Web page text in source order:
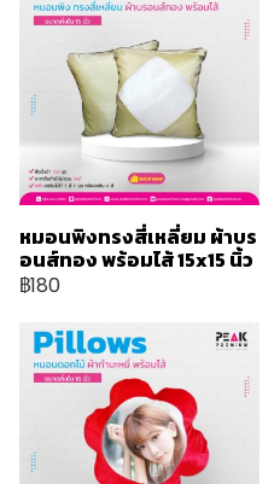
หมอนพิงทรงสี่เหลี่ยม ผ้าบร
อนส์ทอง พร้อมไส้ 15x15 นิ้ว
฿180